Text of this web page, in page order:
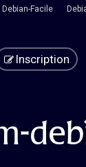
Debian-Facile
Inscription